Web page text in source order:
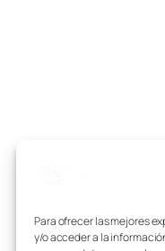
Para ofrecer las mejores
y/o acceder a la